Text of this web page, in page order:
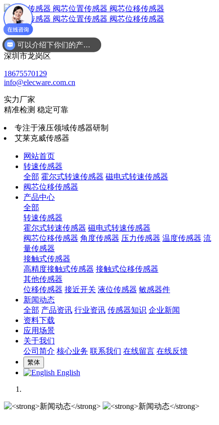
广东省
深圳市龙岗区
18675570129
info@elecware.com.cn
实力厂家
精准检测 稳定可靠
专注于液压领域传感器研制
艾莱克威传感器
网站首页
转速传感器
全部 霍尔式转速传感器 磁电式转速传感器
阀芯位移传感器
产品中心
全部
转速传感器
霍尔式转速传感器 磁电式转速传感器
阀芯位移传感器 角度传感器 压力传感器 温度传感器 流
量传感器
接触式传感器
高精度接触式传感器 接触式位移传感器
其他传感器
位移传感器 接近开关 液位传感器 敏感器件
新闻动态
全部 产品资讯 行业资讯 传感器知识 企业新闻
资料下载
应用场景
关于我们
公司简介 核心业务 联系我们 在线留言 在线反馈
繁体
English
可以介绍下你们的产品么